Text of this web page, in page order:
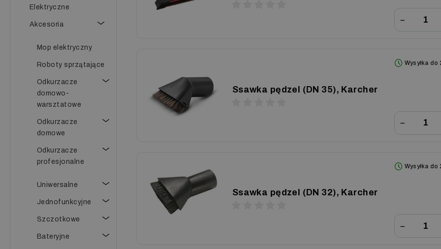
Elektryczne
Akcesoria
Mop elektryczny
Roboty sprzątające
Odkurzacze
domowo-
warsztatowe
Odkurzacze
domowe
Odkurzacze
profesjonalne
Uniwersalne
Jednofunkcyjne
Szczotkowe
Bateryjne
−
Ssawka pędzel (DN 35), Karcher
Wysyłka do
−
Ssawka pędzel (DN 32), Karcher
Wysyłka do
−